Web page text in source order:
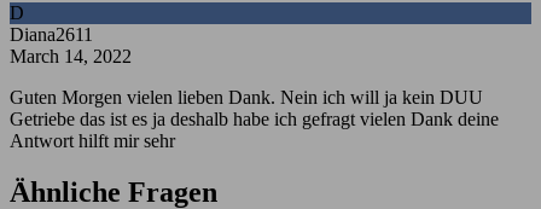
D
Diana2611
March 14, 2022
Guten Morgen vielen lieben Dank. Nein ich will ja kein DUU
Getriebe das ist es ja deshalb habe ich gefragt vielen Dank deine
Antwort hilft mir sehr
Ähnliche Fragen